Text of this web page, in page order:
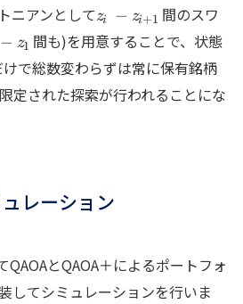
ニアンとしてz_i-
z_{i+1}
zi − zi+1 間のスワ
− z1 間も)を用意することで、状態
で総数変わらずは常に保有銘柄
定された探索が行われることにな
レーション
とQAOA＋によるポートフォ
してシミュレーションを行いま